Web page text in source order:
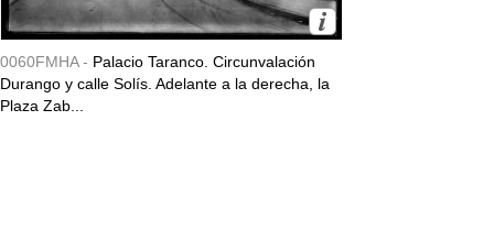
0060FMHA - Palacio Taranco. Circunvalación
Durango y calle Solís. Adelante a la derecha, la
Plaza Zab...